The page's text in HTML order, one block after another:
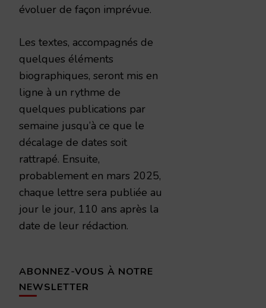
évoluer de façon imprévue.
Les textes, accompagnés de
quelques éléments
biographiques, seront mis en
ligne à un rythme de
quelques publications par
semaine jusqu’à ce que le
décalage de dates soit
rattrapé. Ensuite,
probablement en mars 2025,
chaque lettre sera publiée au
jour le jour, 110 ans après la
date de leur rédaction.
ABONNEZ-VOUS À NOTRE
NEWSLETTER